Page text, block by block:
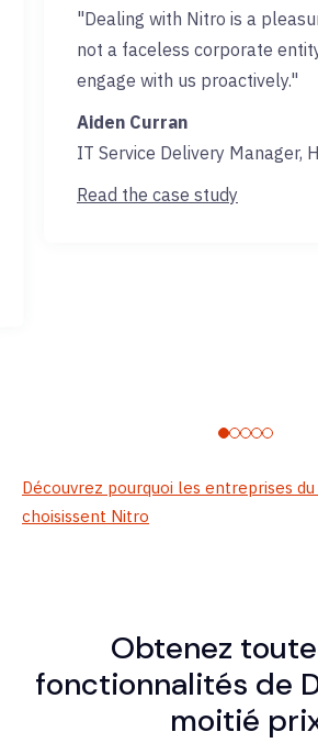
"Dealing with Nitro is a
not a faceless corporate
engage with us proactively."
Aiden Curran
IT Service Delivery Manager,
Read the case study
Découvrez pourquoi les entreprises
choisissent Nitro
Obtenez
fonctionnalités de
moitié